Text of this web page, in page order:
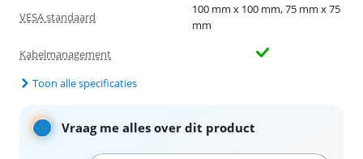
VESA standaard
100 mm x 100 mm, 75 mm x 75
mm
Kabelmanagement
Toon alle specificaties
Vraag me alles over dit product